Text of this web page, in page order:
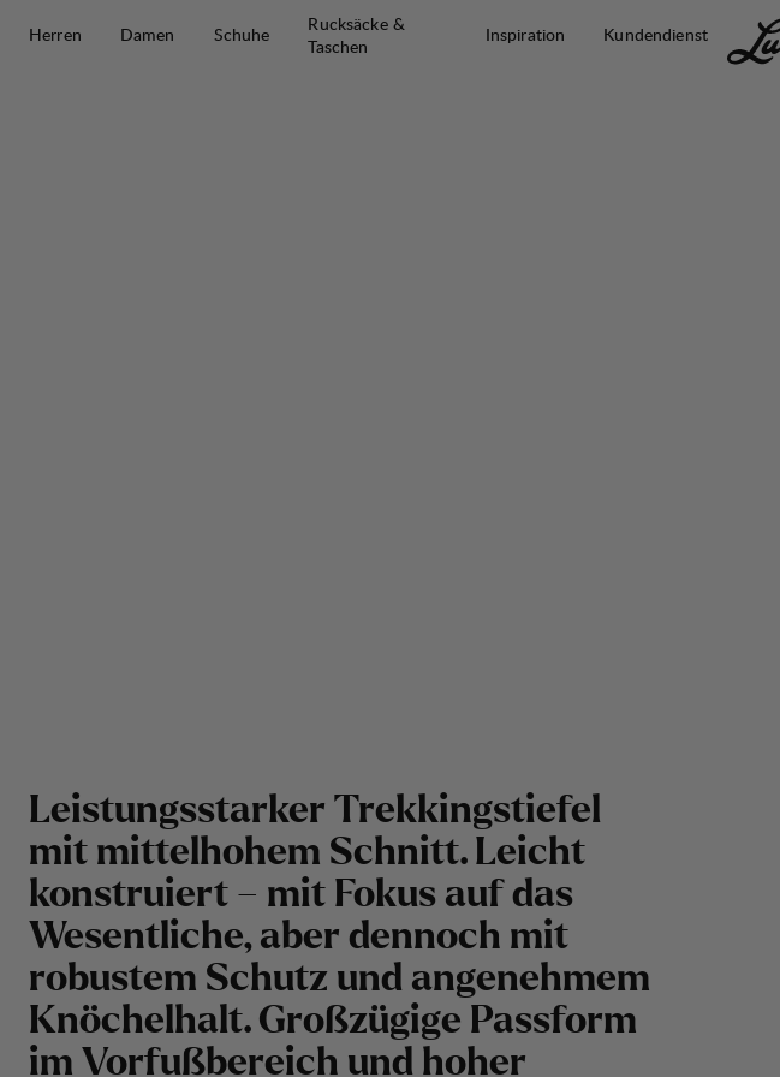
Herren
Damen Schuhe
Rucksäcke &
Taschen
Inspiration Kundendienst
Leistungsstarker Trekkingstiefel
mit mittelhohem Schnitt. Leicht
konstruiert – mit Fokus auf das
Wesentliche, aber dennoch mit
robustem Schutz und angenehmem
Knöchelhalt. Großzügige Passform
im Vorfußbereich und hoher